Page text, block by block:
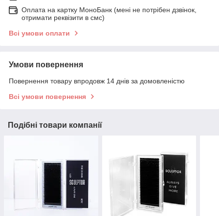
Оплата на картку МоноБанк (мені не потрібен дзвінок,
отримати реквізити в смс)
Всі умови оплати
Умови повернення
Повернення товару впродовж 14 днів за домовленістю
Всі умови повернення
Подібні товари компанії